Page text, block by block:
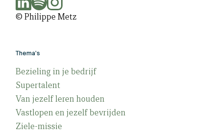
© Philippe Metz
Thema's
Bezieling in je bedrijf
Supertalent
Van jezelf leren houden
Vastlopen en jezelf bevrijden
Ziele-missie